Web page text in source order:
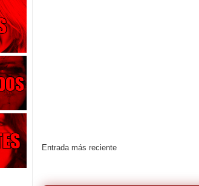
Entrada más reciente